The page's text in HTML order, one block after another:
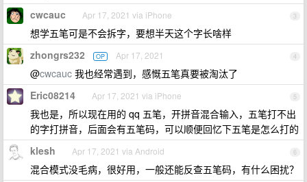
3
cwcauc Apr 17, 2021 via iPhone
想学五笔可是不会拆字，要想半天这个字长啥样
4
zhongrs232 OP Apr 17, 2021
@cwcauc 我也经常遇到，感慨五笔真要被淘汰了
5
Eric08214 Apr 17, 2021 via iPhone
我也是，所以现在用的 qq 五笔，开拼音混合输入，五笔打不出
的字打拼音，后面会有五笔码，可以顺便回忆下五笔是怎么打的
6
klesh Apr 17, 2021 via Android
混合模式没毛病，很好用，一般还能反查五笔码，有什么困扰？